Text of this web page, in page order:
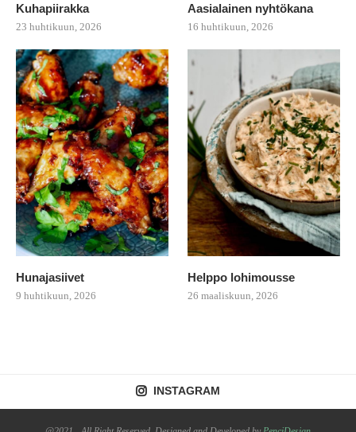
Kuhapiirakka
23 huhtikuun, 2026
Aasialainen nyhtökana
16 huhtikuun, 2026
Hunajasiivet
9 huhtikuun, 2026
Helppo lohimousse
26 maaliskuun, 2026
INSTAGRAM